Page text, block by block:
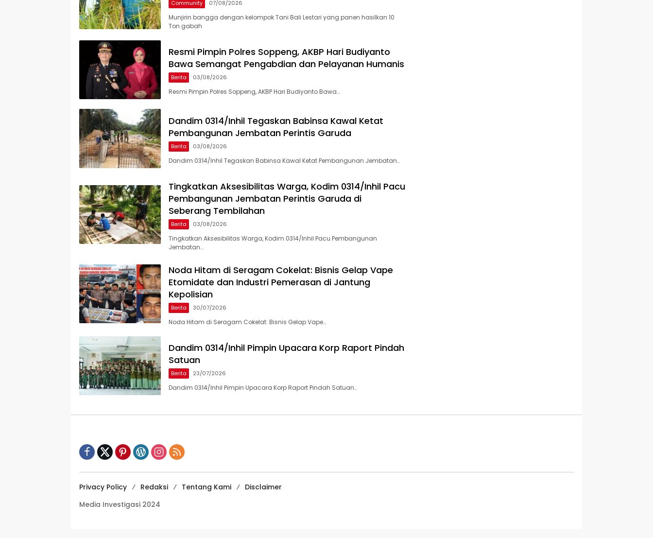
Community 07/08/2026
Munjirin bangga dengan kelompok Tani Bali Lestari yang panen hasilkan 10
Ton gabah
Resmi Pimpin Polres Soppeng, AKBP Hari Budiyanto
Bawa Semangat Pengabdian dan Pelayanan Humanis
Berita 03/08/2026
Resmi Pimpin Polres Soppeng, AKBP Hari Budiyanto Bawa…
Dandim 0314/Inhil Tegaskan Babinsa Kawal Ketat
Pembangunan Jembatan Perintis Garuda
Berita 03/08/2026
Dandim 0314/Inhil Tegaskan Babinsa Kawal Ketat Pembangunan Jembatan…
Tingkatkan Aksesibilitas Warga, Kodim 0314/Inhil Pacu
Pembangunan Jembatan Perintis Garuda di
Seberang Tembilahan
Berita 03/08/2026
Tingkatkan Aksesibilitas Warga, Kodim 0314/Inhil Pacu Pembangunan
Jembatan…
Noda Hitam di Seragam Cokelat: Bisnis Gelap Vape
Etomidate dan Industri Pemerasan di Jantung
Kepolisian
Berita 30/07/2026
Noda Hitam di Seragam Cokelat: Bisnis Gelap Vape…
Dandim 0314/Inhil Pimpin Upacara Korp Raport Pindah
Satuan
Berita 23/07/2026
Dandim 0314/Inhil Pimpin Upacara Korp Raport Pindah Satuan…
Privacy Policy Redaksi Tentang Kami
Disclaimer
Media Investigasi 2024